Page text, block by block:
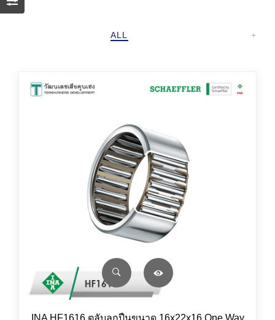
ALL +
INA HF1616 ตลับลูกปืนขนาด 16x22x16 One Way